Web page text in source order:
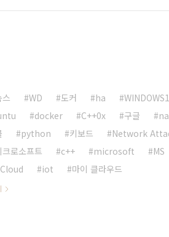
스 WD 도커 ha
docker C++0x 구글
python 키보드 Network
크로소프트
c++ microsoft MS
iot 마이 클라우드